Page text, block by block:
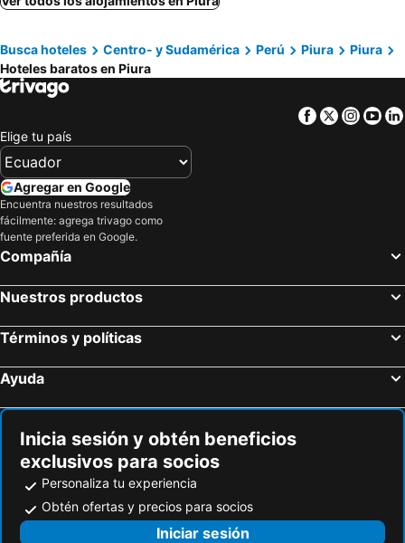
Rivera del Rio Hotel
Hotel El Sol
Rua Hoteles Piura
El Angolo Piura
Hotel Casa Real Piura
Hotel Kusnaya
El Principe Hoteles
Esmeralda
Ayenda Sol de Piura
Las Arenas
Hoteles Bayovar
Hospedaje Miraflores
Hispano
Rio Verde Piura
Hotel Spa Luz De Luna
Hotel Casa Luna
Di Costa Hotel
Busca hoteles Centro- y Sudamérica Perú Piura
Piura
Hoteles baratos en Piura
Facebook
Twitter
Elige tu país
Agregar en Google
Encuentra nuestros resultados
fácilmente: agrega trivago como
fuente preferida en Google.
Compañía
Nuestros productos
Términos y políticas
Ayuda
Inicia sesión y obtén beneficios
exclusivos para socios
Personaliza tu experiencia
Obtén ofertas y precios para socios
Iniciar sesión